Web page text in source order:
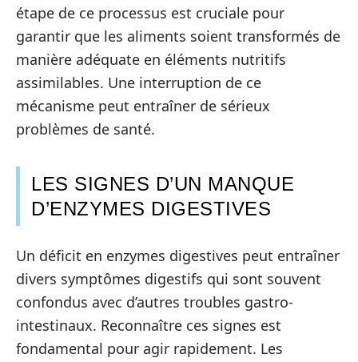
étape de ce processus est cruciale pour
garantir que les aliments soient transformés de
manière adéquate en éléments nutritifs
assimilables. Une interruption de ce
mécanisme peut entraîner de sérieux
problèmes de santé.
LES SIGNES D’UN MANQUE
D’ENZYMES DIGESTIVES
Un déficit en enzymes digestives peut entraîner
divers symptômes digestifs qui sont souvent
confondus avec d’autres troubles gastro-
intestinaux. Reconnaître ces signes est
fondamental pour agir rapidement. Les